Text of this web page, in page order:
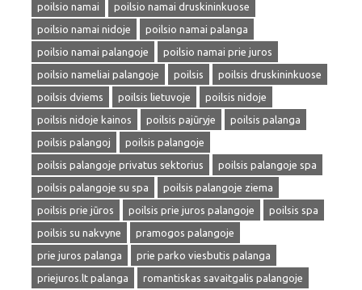
poilsio namai
poilsio namai druskininkuose
poilsio namai nidoje
poilsio namai palanga
poilsio namai palangoje
poilsio namai prie juros
poilsio nameliai palangoje
poilsis
poilsis druskininkuose
poilsis dviems
poilsis lietuvoje
poilsis nidoje
poilsis nidoje kainos
poilsis pajūryje
poilsis palanga
poilsis palangoj
poilsis palangoje
poilsis palangoje privatus sektorius
poilsis palangoje spa
poilsis palangoje su spa
poilsis palangoje ziema
poilsis prie jūros
poilsis prie juros palangoje
poilsis spa
poilsis su nakvyne
pramogos palangoje
prie juros palanga
prie parko viesbutis palanga
priejuros.lt palanga
romantiskas savaitgalis palangoje